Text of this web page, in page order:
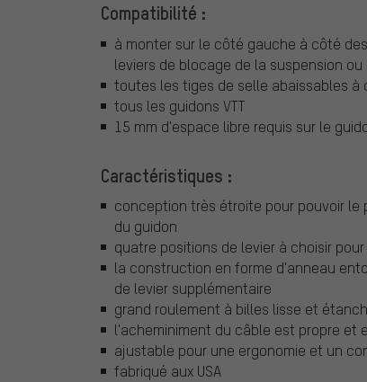
Compatibilité :
à monter sur le côté gauche à côté
leviers de blocage de la suspension
toutes les tiges de selle abaissables à
tous les guidons VTT
15 mm d'espace libre requis sur le
Caractéristiques :
conception très étroite pour pouvoir
du guidon
quatre positions de levier à choisir
la construction en forme d'anneau
de levier supplémentaire
grand roulement à billes lisse et
l'acheminiment du câble est propre et
ajustable pour une ergonomie et un
fabriqué aux USA